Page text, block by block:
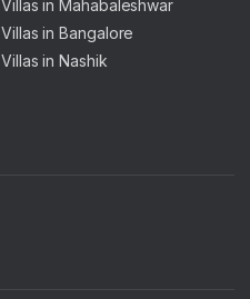
Villas in Mahabaleshwar
Villas in Bangalore
Villas in Nashik